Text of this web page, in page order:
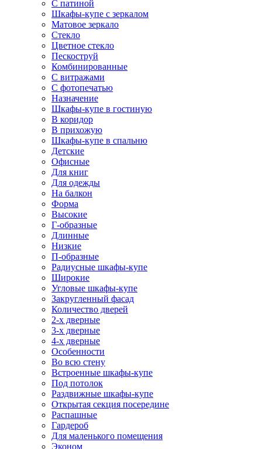
С патиной
Шкафы-купе с зеркалом
Матовое зеркало
Стекло
Цветное стекло
Пескоструй
Комбинированные
С витражами
С фотопечатью
Назначение
Шкафы-купе в гостиную
В коридор
В прихожую
Шкафы-купе в спальню
Детские
Офисные
Для книг
Для одежды
На балкон
Форма
Высокие
Г-образные
Длинные
Низкие
П-образные
Радиусные шкафы-купе
Широкие
Угловые шкафы-купе
Закругленный фасад
Количество дверей
2-х дверные
3-х дверные
4-х дверные
Особенности
Во всю стену
Встроенные шкафы-купе
Под потолок
Раздвижные шкафы-купе
Открытая секция посередине
Распашные
Гардероб
Для маленького помещения
Эконом